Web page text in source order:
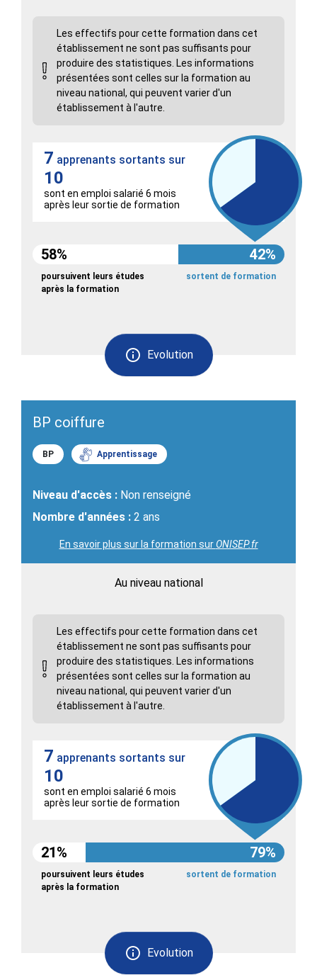
Les effectifs pour cette formation dans cet
établissement ne sont pas suffisants pour
produire des statistiques. Les informations
présentées sont celles sur la formation au
niveau national, qui peuvent varier d'un
établissement à l'autre.
Evolution
7 apprenants sortants sur
10
sont en emploi salarié 6 mois
après leur sortie de formation
58% 42%
poursuivent leurs études
après la formation
sortent de formation
BP coiffure
BP Apprentissage
Niveau d'accès : Non renseigné
Nombre d'années : 2 ans
En savoir plus sur la formation surONISEP.fr
Au niveau national
Les effectifs pour cette formation dans cet
établissement ne sont pas suffisants pour
produire des statistiques. Les informations
présentées sont celles sur la formation au
niveau national, qui peuvent varier d'un
établissement à l'autre.
Evolution
7 apprenants sortants sur
10
sont en emploi salarié 6 mois
après leur sortie de formation
21% 79%
poursuivent leurs études
après la formation
sortent de formation